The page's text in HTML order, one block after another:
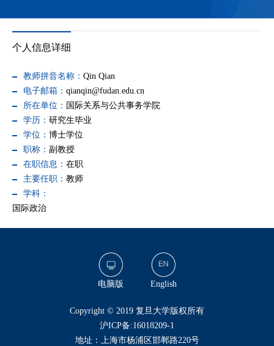
个人信息详细
教师拼音名称： Qin Qian
电子邮箱： qianqin@fudan.edu.cn
所在单位： 国际关系与公共事务学院
学历： 研究生毕业
学位： 博士学位
职称： 副教授
在职信息： 在职
主要任职： 教师
学科：
国际政治
电脑版 English
​Copyright © 2019 复旦大学版权所有
沪ICP备:16018209-1
地址：上海市杨浦区邯郸路220号